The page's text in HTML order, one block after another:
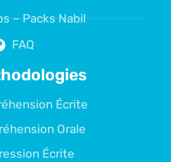
– Packs Nabil
FAQ
Écrite
Orale
Écrite